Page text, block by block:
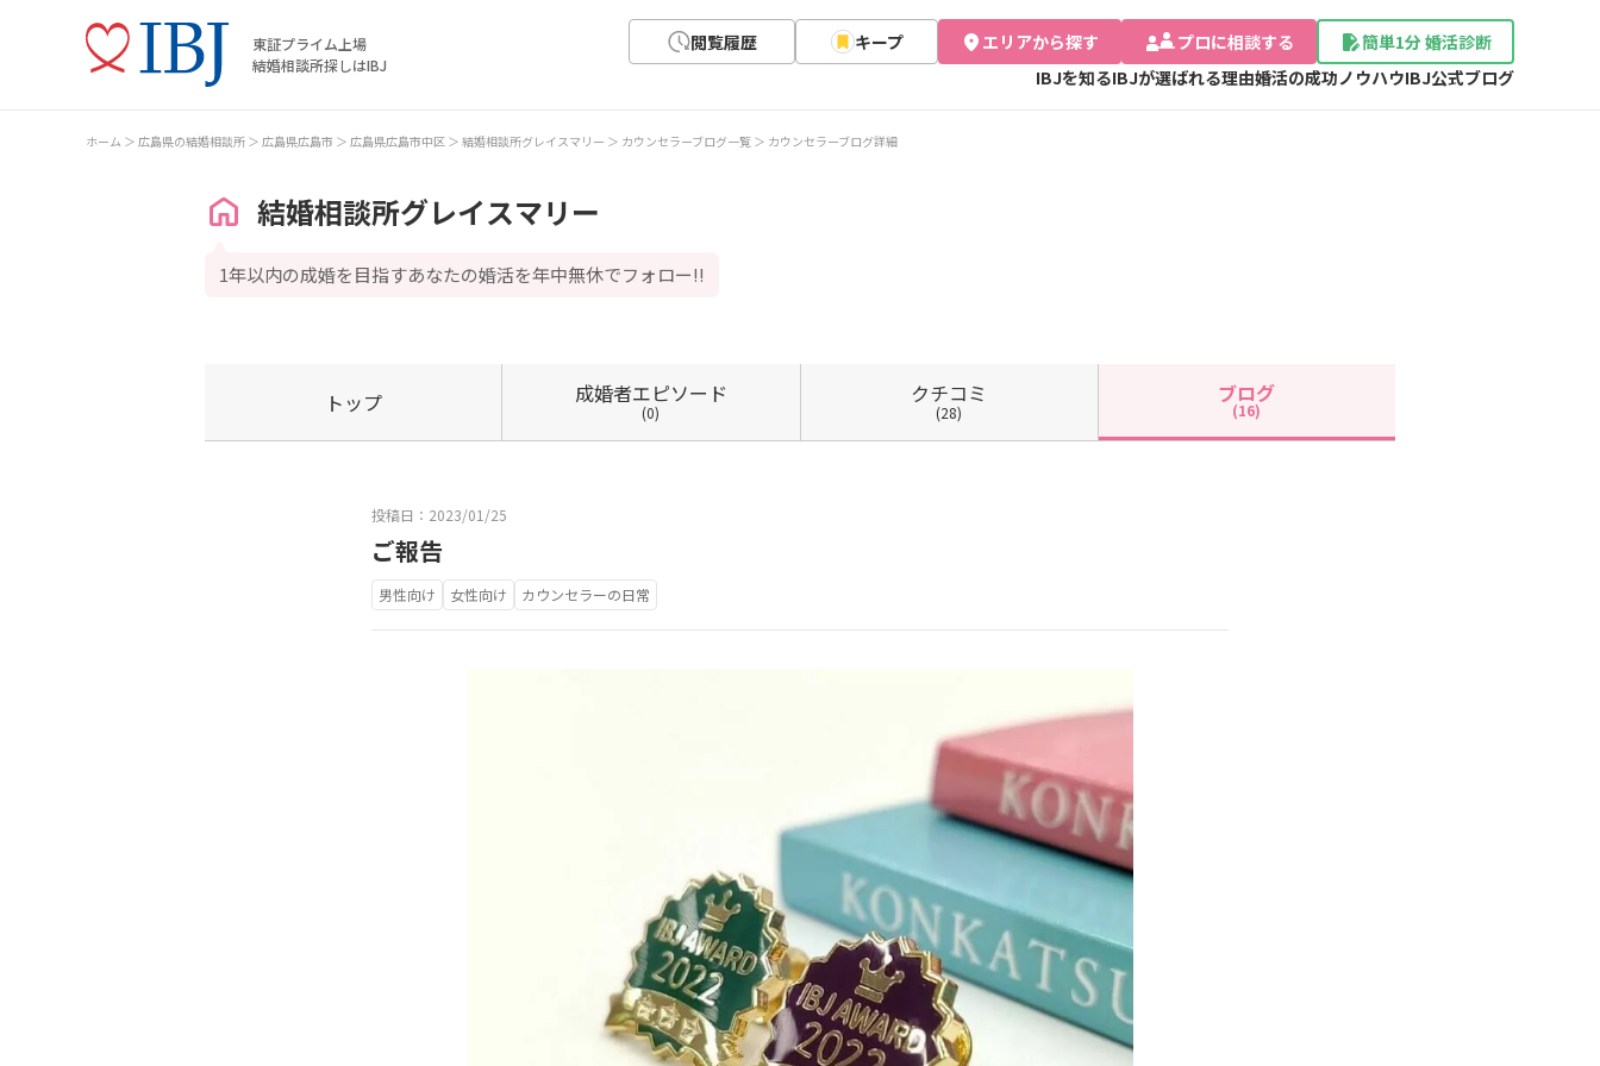
東証プライム上場
結婚相談所探しはIBJ
閲覧履歴 キープ エリアから探す プロに相談する
簡単1分 婚活診断
IBJを知るIBJが選ばれる理由婚活の成功ノウハウIBJ公式ブログ
ホーム 広島県の結婚相談所 広島県広島市 広島県広島市中区 結婚相談所グレイスマリー カウンセラーブログ一覧 カウンセラーブログ詳細
結婚相談所グレイスマリー
1年以内の成婚を目指すあなたの婚活を年中無休でフォロー!!
トップ 成婚者エピソード
(0)
クチコミ
(28)
ブログ
(16)
投稿日：2023/01/25
ご報告
男性向け 女性向け カウンセラーの日常